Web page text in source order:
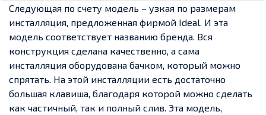
Следующая по счету модель – узкая по размерам
инсталляция, предложенная фирмой Ideal. И эта
модель соответствует названию бренда. Вся
конструкция сделана качественно, а сама
инсталляция оборудована бачком, который можно
спрятать. На этой инсталляции есть достаточно
большая клавиша, благодаря которой можно сделать
как частичный, так и полный слив. Эта модель,